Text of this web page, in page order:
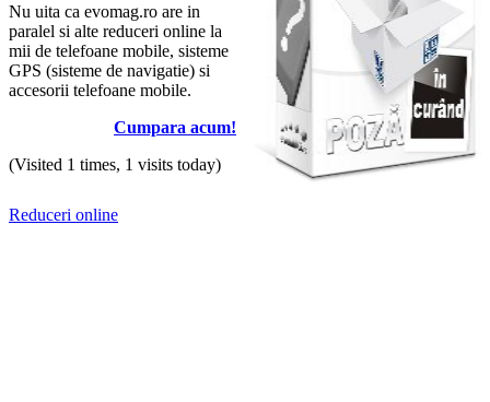
Nu uita ca evomag.ro are in
paralel si alte reduceri online la
mii de telefoane mobile, sisteme
GPS (sisteme de navigatie) si
accesorii telefoane mobile.
Cumpara acum!
(Visited 1 times, 1 visits today)
Reduceri online